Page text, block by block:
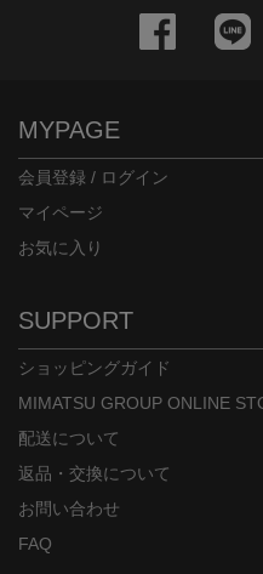
MYPAGE
会員登録 / ログイン
マイページ
お気に入り
SUPPORT
ショッピングガイド
MIMATSU GROUP ONLINE
配送について
返品・交換について
お問い合わせ
FAQ